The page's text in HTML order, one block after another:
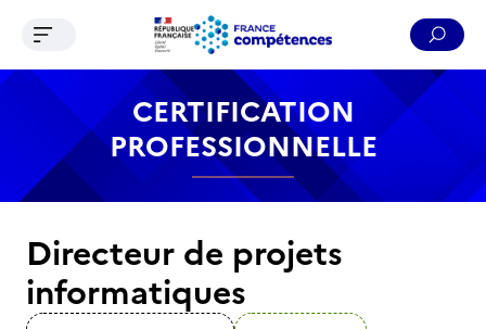
Contenu Recherche Menu Pied de page
Ouvrir le menu de navigation
CERTIFICATION
PROFESSIONNELLE
Directeur de projets
informatiques